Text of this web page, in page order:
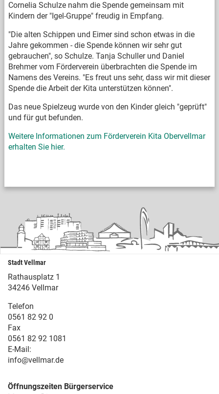
Cornelia Schulze nahm die Spende gemeinsam mit
Kindern der "Igel-Gruppe" freudig in Empfang.
"Die alten Schippen und Eimer sind schon etwas in die
Jahre gekommen - die Spende können wir sehr gut
gebrauchen", so Schulze. Tanja Schuller und Daniel
Brehmer vom Förderverein überbrachten die Spende im
Namens des Vereins. "Es freut uns sehr, dass wir mit dieser
Spende die Arbeit der Kita unterstützen können".
Das neue Spielzeug wurde von den Kinder gleich "geprüft"
und für gut befunden.
Weitere Informationen zum Förderverein Kita Obervellmar
erhalten Sie hier.
Stadt Vellmar
Rathausplatz 1
34246 Vellmar
Telefon
0561 82 92 0
Fax
0561 82 92 1081
E-Mail:
info@vellmar.de
Öffnungszeiten Bürgerservice